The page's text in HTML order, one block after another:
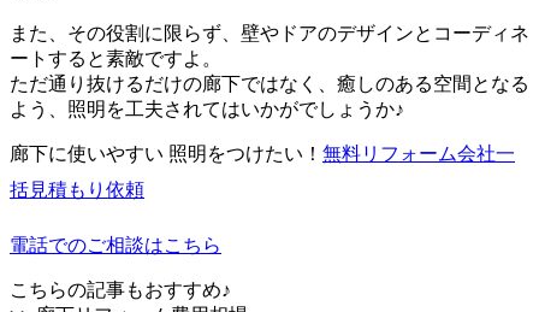
また、その役割に限らず、壁やドアのデザインとコーディネ
ートすると素敵ですよ。
ただ通り抜けるだけの廊下ではなく、癒しのある空間となる
よう、照明を工夫されてはいかがでしょうか♪
廊下に使いやすい 照明をつけたい！ 無料リフォーム会社一
括見積もり依頼
電話でのご相談はこちら
こちらの記事もおすすめ♪